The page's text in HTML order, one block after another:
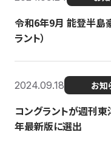
令和6年9月 能登半島
ラント）
2024.09.18 お知
コングラントが週刊東
年最新版に選出